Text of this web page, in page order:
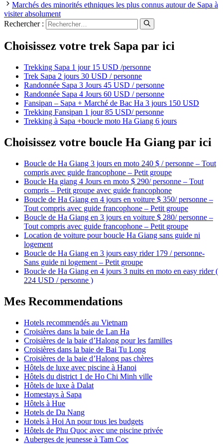
Marchés des minorités ethniques les plus connus autour de Sapa à
visiter absolument
Rechercher :
Choisissez votre trek Sapa par ici
Trekking Sapa 1 jour 15 USD /personne
Trek Sapa 2 jours 30 USD / personne
Randonnée Sapa 3 Jours 45 USD / personne
Randonnée Sapa 4 Jours 60 USD / personne
Fansipan – Sapa + Marché de Bac Ha 3 jours 150 USD
Trekking Fansipan 1 jour 85 USD/ personne
Trekking à Sapa +boucle moto Ha Giang 6 jours
Choisissez votre boucle Ha Giang par ici
Boucle de Ha Giang 3 jours en moto 240 $ / personne – Tout
compris avec guide francophone – Petit groupe
Boucle Ha giang 4 Jours en moto $ 290/ personne – Tout
compris – Petit groupe avec guide francophone
Boucle de Ha Giang en 4 jours en voiture $ 350/ personne –
Tout compris avec guide francophone – Petit groupe
Boucle de Ha Giang en 3 jours en voiture $ 280/ personne –
Tout compris avec guide francophone – Petit groupe
Location de voiture pour boucle Ha Giang sans guide ni
logement
Boucle de Ha Giang en 3 jours easy rider 179 / personne-
Sans guide ni logement – Petit groupe
Boucle de Ha Giang en 4 jours 3 nuits en moto en easy rider (
224 USD / personne )
Mes Recommendations
Hotels recommendés au Vietnam
Croisières dans la baie de Lan Ha
Croisières de la baie d’Halong pour les familles
Croisières dans la baie de Bai Tu Long
Croisières de la baie d’Halong pas chères
Hôtels de luxe avec piscine à Hanoi
Hôtels du district 1 de Ho Chi Minh ville
Hôtels de luxe à Dalat
Homestays à Sapa
Hôtels à Hue
Hotels de Da Nang
Hotels à Hoi An pour tous les budgets
Hôtels de Phu Quoc avec une piscine privée
Auberges de jeunesse à Tam Coc